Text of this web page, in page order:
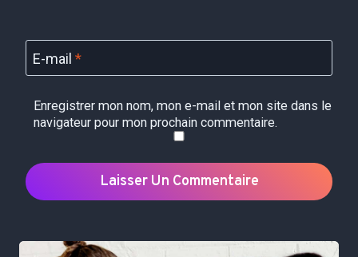
E-mail *
Enregistrer mon nom, mon e-mail et mon site dans le
navigateur pour mon prochain commentaire.